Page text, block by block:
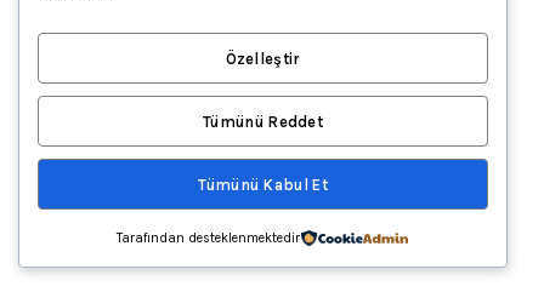
Özelleştir
Tümünü Reddet
Tümünü Kabul Et
Tarafından desteklenmektedir